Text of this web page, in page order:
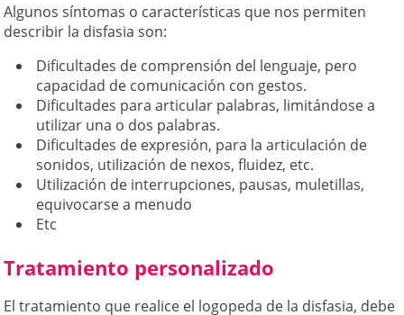
Algunos síntomas o características que nos permiten
describir la disfasia son:
Dificultades de comprensión del lenguaje, pero
capacidad de comunicación con gestos.
Dificultades para articular palabras, limitándose a
utilizar una o dos palabras.
Dificultades de expresión, para la articulación de
sonidos, utilización de nexos, fluidez, etc.
Utilización de interrupciones, pausas, muletillas,
equivocarse a menudo
Etc
Tratamiento personalizado
El tratamiento que realice el logopeda de la disfasia, debe